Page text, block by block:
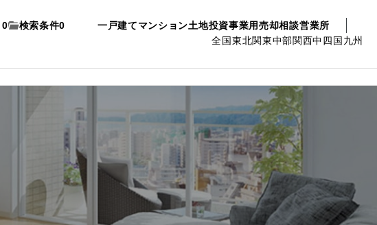
一戸建てマンション土地投資事業用売却相談営業所
全国東北関東中部関西中四国九州
0 検索条件0